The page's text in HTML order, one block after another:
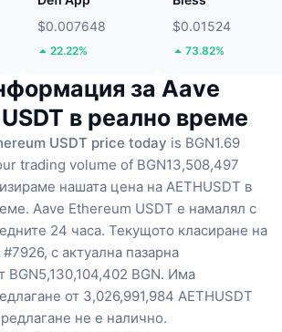
$0.007648
22.22%
$0.01524
73.82%
за Aave
в реално време
USDT price today is BGN1.69
trading volume of BGN13,508,497
нашата цена на AETHUSDT в
Aave Ethereum USDT е намалял с
24 часа. Текущото класиране на
с актуална пазарна
BGN5,130,104,402 BGN. Има
от 3,026,991,984 AETHUSDT
не е налично.